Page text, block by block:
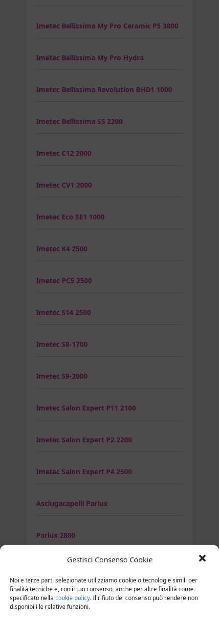
Gestisci Consenso Cookie
Noi e terze parti selezionate utilizziamo cookie o tecnologie simili per
finalità tecniche e, con il tuo consenso, anche per altre finalità come
specificato nella cookie policy. Il rifiuto del consenso può rendere non
disponibili le relative funzioni.
Imetec Bellissima My Pro Ceramic P5 3800
Imetec Bellissima My Pro Hydra
Imetec Bellissima Revolution BHD1 1000
Imetec Bellissima S5 2200
Imetec C12 2000
Imetec CV1 2000
Imetec Eco SE1 1000
Imetec K4 2500
Imetec PC5 2500
Imetec S14 2500
Imetec S8-1700
Imetec S9-2000
Imetec Salon Expert P11 2100
Imetec Salon Expert P2 2200
Imetec Salon Expert P4 2500
Asciugacapelli Parlux
Parlux 2800
Parlux 3200